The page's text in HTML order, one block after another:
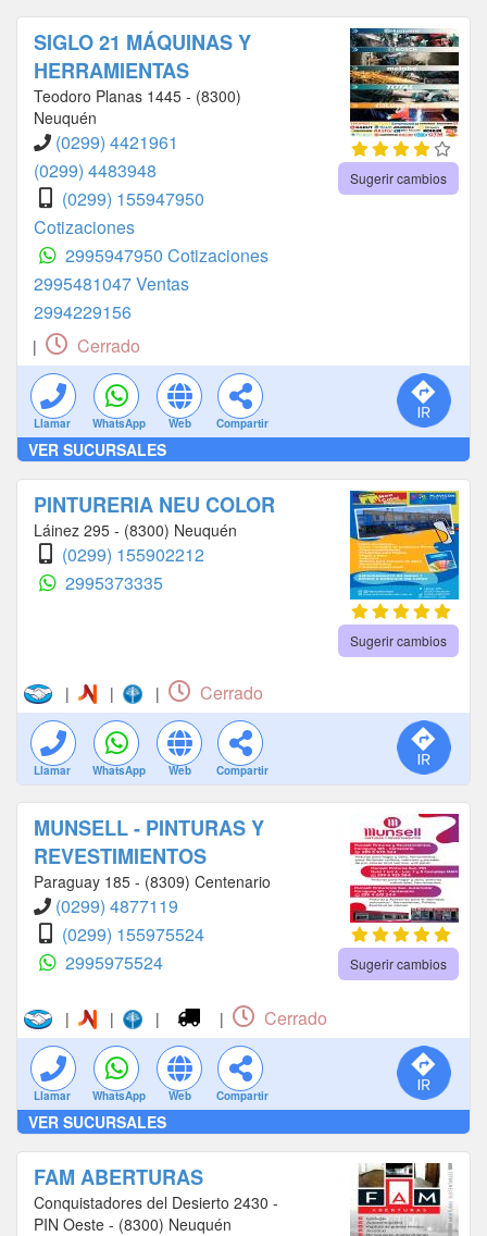
SIGLO 21 MÁQUINAS Y
HERRAMIENTAS
Teodoro Planas 1445 - (8300)
Neuquén
(0299) 4421961
(0299) 4483948
(0299) 155947950
Cotizaciones
2995947950 Cotizaciones
2995481047 Ventas
2994229156
Sugerir cambios
| Cerrado
Llamar WhatsApp Web Compartir
VER SUCURSALES
PINTURERIA NEU COLOR
Láinez 295 - (8300) Neuquén
(0299) 155902212
2995373335
Sugerir cambios
| | | Cerrado
Llamar WhatsApp Web Compartir
MUNSELL - PINTURAS Y
REVESTIMIENTOS
Paraguay 185 - (8309) Centenario
(0299) 4877119
(0299) 155975524
2995975524
Sugerir cambios
| | | | Cerrado
Llamar WhatsApp Web Compartir
VER SUCURSALES
FAM ABERTURAS
Conquistadores del Desierto 2430 -
PIN Oeste - (8300) Neuquén